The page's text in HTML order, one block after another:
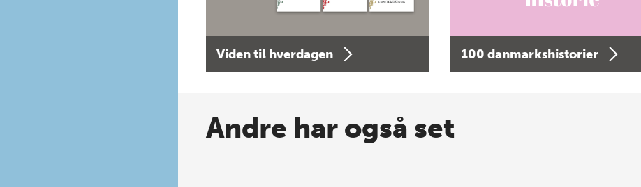
Viden til hverdagen 100 danmarkshistorier
Andre har også set